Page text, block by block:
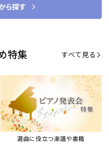
特集 すべて見る
選曲に役立つ楽譜や書籍